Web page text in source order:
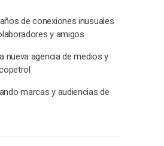
de conexiones inusuales
y amigos
nueva agencia de medios y
marcas y audiencias de